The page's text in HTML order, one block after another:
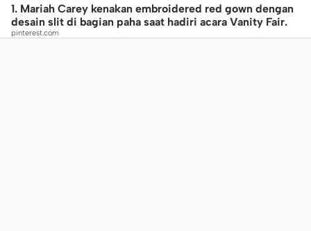
1. Mariah Carey kenakan embroidered red gown dengan
desain slit di bagian paha saat hadiri acara Vanity Fair.
pinterest.com